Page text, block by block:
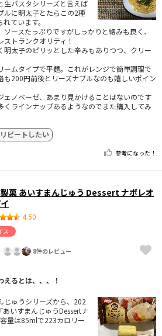
生パスタシリーズと言えば
ルに明太子とたらこの2種
ています。
ースたっぷりですがしっかりと絡みも良く、
トランクオリティ！
明太子のピリッとした辛みもありつつ、クリー
ームタイプで平麺。これがレンジで簡単調理で
も200円前後とリーズナブルなのも嬉しいポイン
ェノベーゼ、あまり見かけることはないのです
くラインナップあるようなのでまた購入してみ
リピートしたい
参考になった！
菓 あいすまんじゅう Dessert ナポレオ
4.50
ス
8件のレビュー
るとは、、、！
じゅうシリーズから、202
いすまんじゅうDessertナ
量は85mlで223カロリー